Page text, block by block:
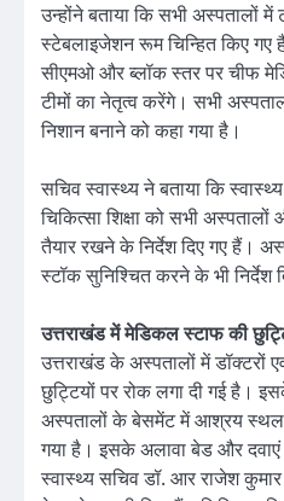
उन्होंने बताया कि सभी अस्पतालों में
स्टेबलाइजेशन रूम चिन्हित किए गए
सीएमओ और ब्लॉक स्तर पर चीफ
टीमों का नेतृत्व करेंगे। सभी
निशान बनाने को कहा गया है।
सचिव स्वास्थ्य ने बताया कि
चिकित्सा शिक्षा को सभी
तैयार रखने के निर्देश दिए गए हैं।
स्टॉक सुनिश्चित करने के भी निर्देश
उत्तराखंड में मेडिकल स्टाफ की
उत्तराखंड के अस्पतालों में डॉक्टरों
छुट्टियों पर रोक लगा दी गई है।
अस्पतालों के बेसमेंट में आश्रय स्थल
गया है। इसके अलावा बेड और दवाएं
स्वास्थ्य सचिव डॉ. आर राजेश